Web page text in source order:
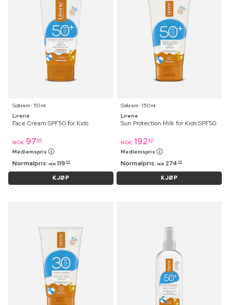
Solkrem ⋅ 50 ml
Lirene
Face Cream SPF50 for Kids
NOK 97 95
Medlemspris
Normalpris: NOK 119 95
KJØP
Solkrem ⋅ 150 ml
Lirene
Sun Protection Milk for Kids SPF50
NOK 192 95
Medlemspris
Normalpris: NOK 274 95
KJØP